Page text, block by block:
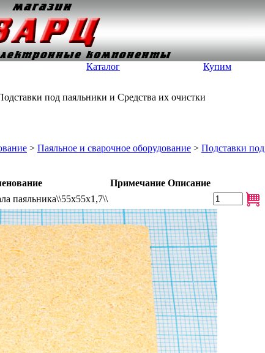
Каталог Купим
под паяльники и Cредства их очистки
> Паяльное и сварочное оборудование > Подставки под
Примечание Описание
паяльника\\55x55x1,7\\